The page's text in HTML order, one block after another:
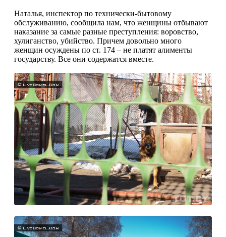
Наталья, инспектор по технически-бытовому
обслуживанию, сообщила нам, что женщины отбывают
наказание за самые разные преступления: воровство,
хулиганство, убийство. Причем довольно много
женщин осуждены по ст. 174 – не платят алименты
государству. Все они содержатся вместе.